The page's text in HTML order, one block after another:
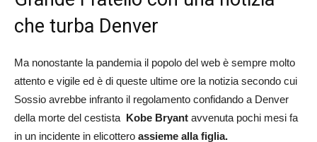
che turba Denver
Ma nonostante la pandemia il popolo del web è sempre molto
attento e vigile ed è di queste ultime ore la notizia secondo cui
Sossio avrebbe infranto il regolamento confidando a Denver
della morte del cestista Kobe Bryant avvenuta pochi mesi fa
in un incidente in elicottero assieme alla figlia.